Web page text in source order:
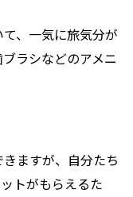
、一気に旅気分が
ラシなどのアメニ
ますが、自分たち
トがもらえるた